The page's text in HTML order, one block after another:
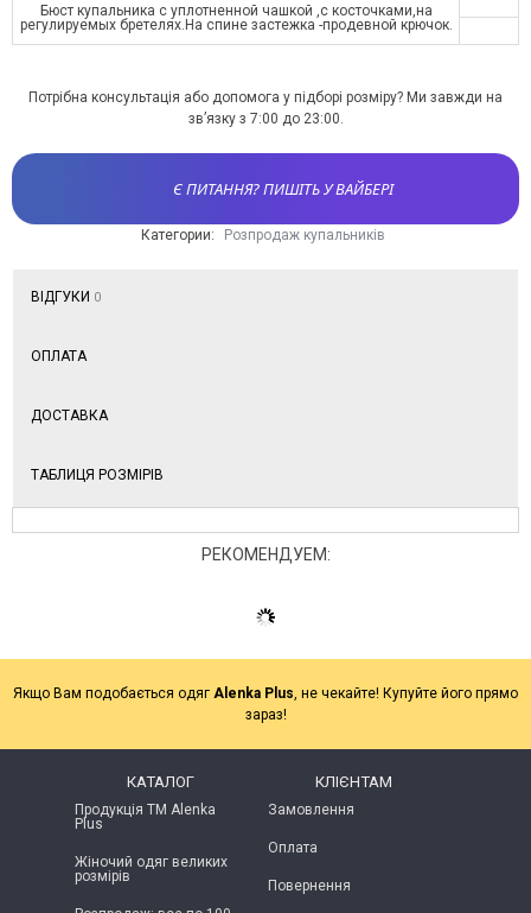
Бюст купальника с уплотненной чашкой ,с косточками,на
регулируемых бретелях.На спине застежка -продевной крючок.
Потрібна консультація або допомога у підборі розміру? Ми завжди на
зв’язку з 7:00 до 23:00.
Є ПИТАННЯ? ПИШІТЬ У ВАЙБЕРІ
Категории: Розпродаж купальників
ВІДГУКИ 0
ОПЛАТА
ДОСТАВКА
ТАБЛИЦЯ РОЗМІРІВ
РЕКОМЕНДУЕМ:
Якщо Вам подобається одяг Alenka Plus , не чекайте! Купуйте його прямо
зараз!
КАТАЛОГ
Продукція ТМ Alenka
Plus
Жіночий одяг великих
розмірів
КЛІЄНТАМ
Замовлення
Оплата
Повернення